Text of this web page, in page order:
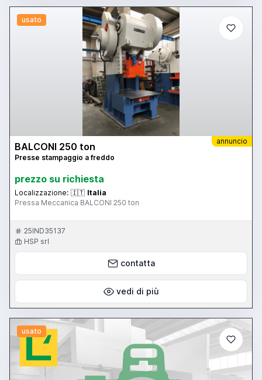
PESO/WEIGHT KG 35000 Macchina compresa di cabina
insonorizzata disegni tecnici schemi elettrici ASPO + CALANDRA +
AVANZAMENTO
usato
annuncio
BALCONI 250 ton
Presse stampaggio a freddo
prezzo su richiesta
Localizzazione: 🇮🇹 Italia
Pressa Meccanica BALCONI 250 ton
25IND35137
HSP srl
contatta
vedi di più
usato